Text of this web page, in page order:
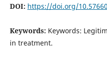
DOI: https://doi.org/
Keywords: Keywords:
in treatment.